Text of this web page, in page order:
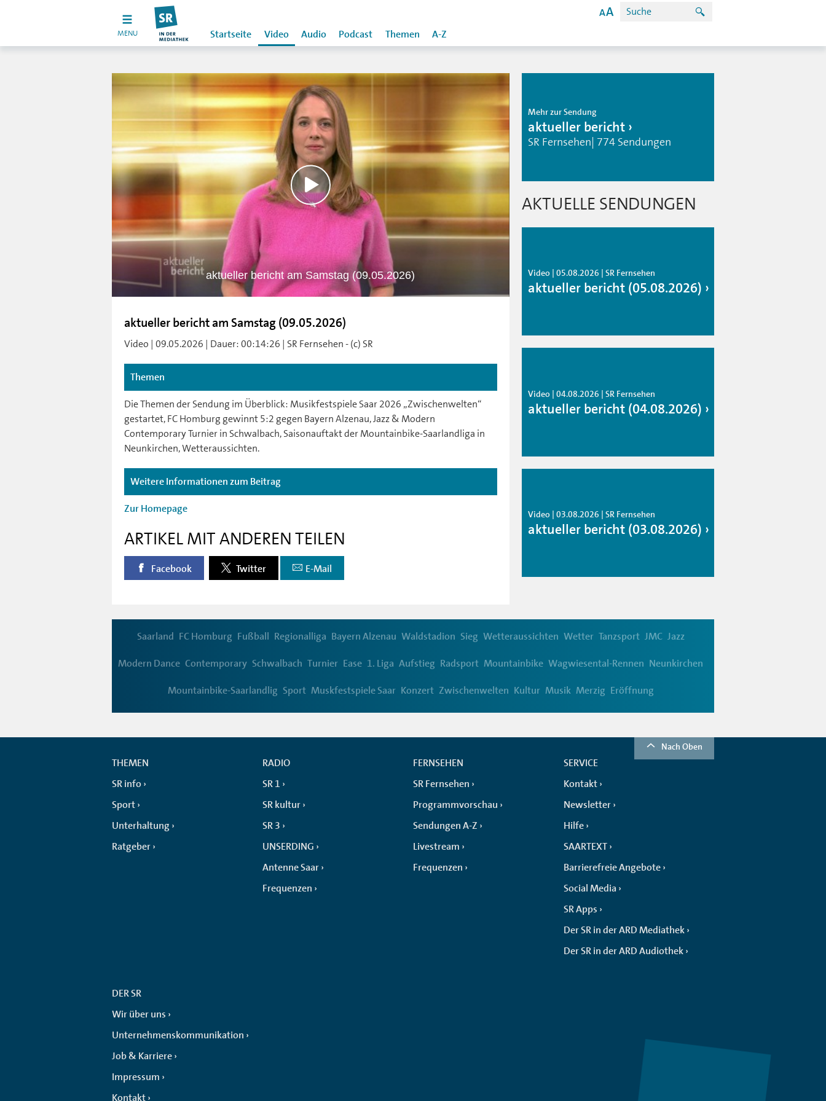
MENU Startseite Video Audio Podcast Themen A-Z
aktueller bericht am Samstag (09.05.2026)
aktueller bericht am Samstag (09.05.2026)
Video | 09.05.2026 | Dauer: 00:14:26 | SR Fernsehen - (c) SR
Themen
Die Themen der Sendung im Überblick: Musikfestspiele Saar 2026 „Zwischenwelten“
gestartet, FC Homburg gewinnt 5:2 gegen Bayern Alzenau, Jazz & Modern
Contemporary Turnier in Schwalbach, Saisonauftakt der Mountainbike-Saarlandliga in
Neunkirchen, Wetteraussichten.
Weitere Informationen zum Beitrag
Zur Homepage
ARTIKEL MIT ANDEREN TEILEN
Facebook Twitter E-Mail
Mehr zur Sendung
aktueller bericht
SR Fernsehen| 774 Sendungen
AKTUELLE SENDUNGEN
Video | 05.08.2026 | SR Fernsehen
aktueller bericht (05.08.2026)
Video | 04.08.2026 | SR Fernsehen
aktueller bericht (04.08.2026)
Video | 03.08.2026 | SR Fernsehen
aktueller bericht (03.08.2026)
Saarland FC Homburg Fußball Regionalliga Bayern Alzenau Waldstadion Sieg Wetteraussichten Wetter Tanzsport JMC Jazz
Modern Dance Contemporary Schwalbach Turnier Ease 1. Liga Aufstieg Radsport Mountainbike Wagwiesental-Rennen Neunkirchen
Mountainbike-Saarlandlig Sport Muskfestspiele Saar Konzert Zwischenwelten Kultur Musik Merzig Eröffnung
Nach Oben
THEMEN
SR info
Sport
Unterhaltung
Ratgeber
RADIO
SR 1
SR kultur
SR 3
UNSERDING
Antenne Saar
Frequenzen
FERNSEHEN
SR Fernsehen
Programmvorschau
Sendungen A-Z
Livestream
Frequenzen
SERVICE
Kontakt
Newsletter
Hilfe
SAARTEXT
Barrierefreie Angebote
Social Media
SR Apps
Der SR in der ARD Mediathek
Der SR in der ARD Audiothek
DER SR
Wir über uns
Unternehmenskommunikation
Job & Karriere
Impressum
Kontakt